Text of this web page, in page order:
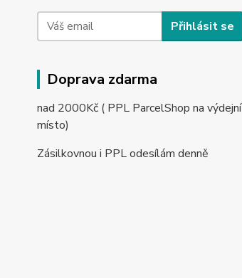
Přihlásit se
Doprava zdarma
nad 2000Kč ( PPL ParcelShop na výdejní
místo)
Zásilkovnou i PPL odesílám denně